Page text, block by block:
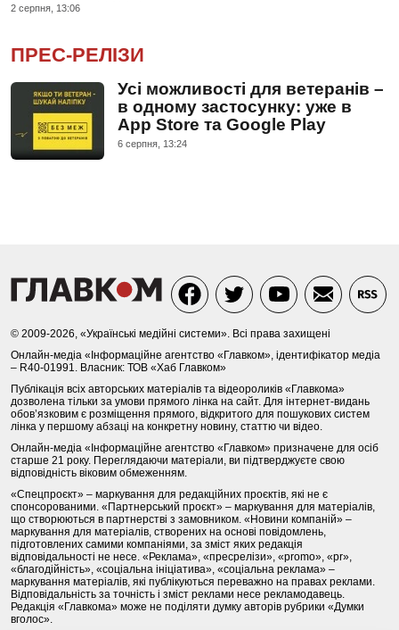
2 серпня, 13:06
ПРЕС-РЕЛІЗИ
Усі можливості для ветеранів –
в одному застосунку: уже в
App Store та Google Play
6 серпня, 13:24
© 2009-2026, «Українські медійні системи». Всі права захищені
Онлайн-медіа «Інформаційне агентство «Главком», ідентифікатор медіа
– R40-01991. Власник: ТОВ «Хаб Главком»
Публікація всіх авторських матеріалів та відеороликів «Главкома»
дозволена тільки за умови прямого лінка на сайт. Для інтернет-видань
обов’язковим є розміщення прямого, відкритого для пошукових систем
лінка у першому абзаці на конкретну новину, статтю чи відео.
Онлайн-медіа «Інформаційне агентство «Главком» призначене для осіб
старше 21 року. Переглядаючи матеріали, ви підтверджуєте свою
відповідність віковим обмеженням.
«Спецпроєкт» – маркування для редакційних проєктів, які не є
спонсорованими. «Партнерський проєкт» – маркування для матеріалів,
що створюються в партнерстві з замовником. «Новини компаній» –
маркування для матеріалів, створених на основі повідомлень,
підготовлених самими компаніями, за зміст яких редакція
відповідальності не несе. «Реклама», «пресрелізи», «promo», «pr»,
«благодійність», «соціальна ініціатива», «соціальна реклама» –
маркування матеріалів, які публікуються переважно на правах реклами.
Відповідальність за точність і зміст реклами несе рекламодавець.
Редакція «Главкома» може не поділяти думку авторів рубрики «Думки
вголос».